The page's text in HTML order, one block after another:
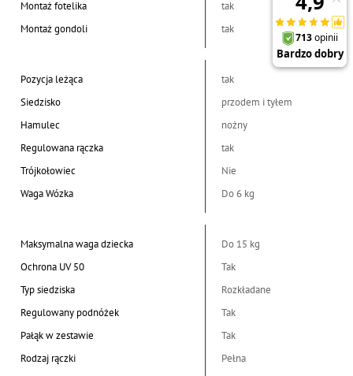
Montaż fotelika
tak
Montaż gondoli
tak
Pozycja leżąca
tak
Siedzisko
przodem i tyłem
Hamulec
nożny
Regulowana rączka
tak
Trójkołowiec
Nie
Waga Wózka
Do 6 kg
Maksymalna waga dziecka
Do 15 kg
Ochrona UV 50
Tak
Typ siedziska
Rozkładane
Regulowany podnóżek
Tak
Pałąk w zestawie
Tak
Rodzaj rączki
Pełna